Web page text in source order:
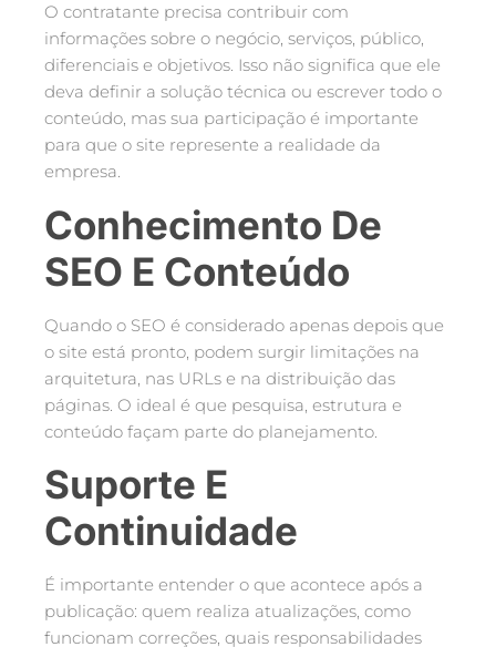
O contratante precisa contribuir com
informações sobre o negócio, serviços, público,
diferenciais e objetivos. Isso não significa que ele
deva definir a solução técnica ou escrever todo o
conteúdo, mas sua participação é importante
para que o site represente a realidade da
empresa.
Conhecimento De
SEO E Conteúdo
Quando o SEO é considerado apenas depois que
o site está pronto, podem surgir limitações na
arquitetura, nas URLs e na distribuição das
páginas. O ideal é que pesquisa, estrutura e
conteúdo façam parte do planejamento.
Suporte E
Continuidade
É importante entender o que acontece após a
publicação: quem realiza atualizações, como
funcionam correções, quais responsabilidades